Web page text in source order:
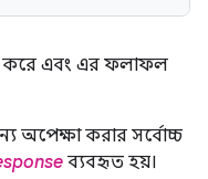
করে এবং এর ফলাফল
অপেক্ষা করার সর্বোচ্চ
ব্যবহৃত হয়।